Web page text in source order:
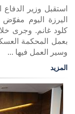
استقبل وزير
اليرزة اليوم
كلود غانم. وجرى
بعمل المحكمة
وسير العمل فيها ...
المزيد